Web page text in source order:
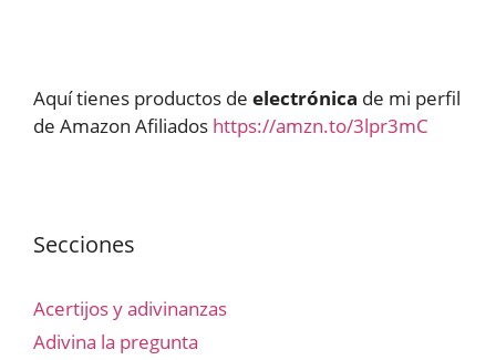
Aquí tienes productos de electrónica de mi perfil
de Amazon Afiliados https://amzn.to/3lpr3mC
Secciones
Acertijos y adivinanzas
Adivina la pregunta